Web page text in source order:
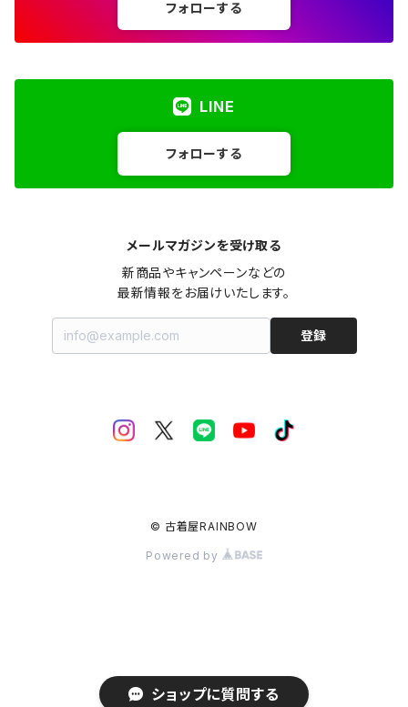
ショップに質問する
フォローする
LINE
フォローする
メールマガジンを受け取る
新商品やキャンペーンなどの
最新情報をお届けいたします。
登録
© 古着屋RAINBOW
Powered by